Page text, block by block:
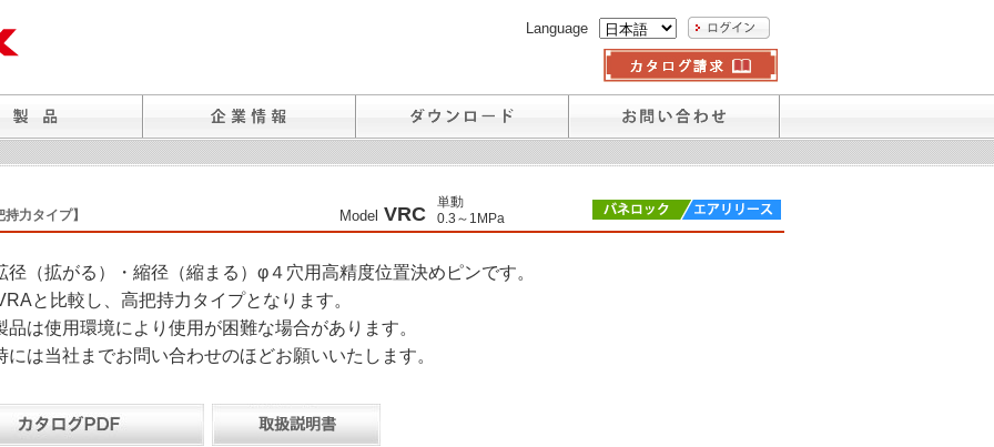
Language
持力タイプ】 Model VRC
単動
0.3～1MPa
径（拡がる）・縮径（縮まる）φ４穴用高精度位置決めピンです。
と比較し、高把持力タイプとなります。
品は使用環境により使用が困難な場合があります。
には当社までお問い合わせのほどお願いいたします。